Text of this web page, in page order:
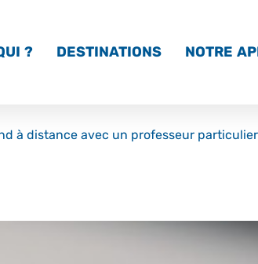
? DESTINATIONS NOTRE
à distance avec un professeur particulier